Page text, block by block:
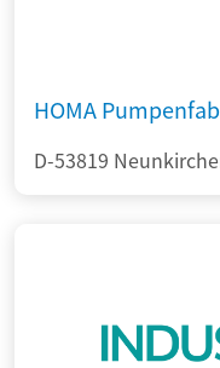
HOMA
D-53819